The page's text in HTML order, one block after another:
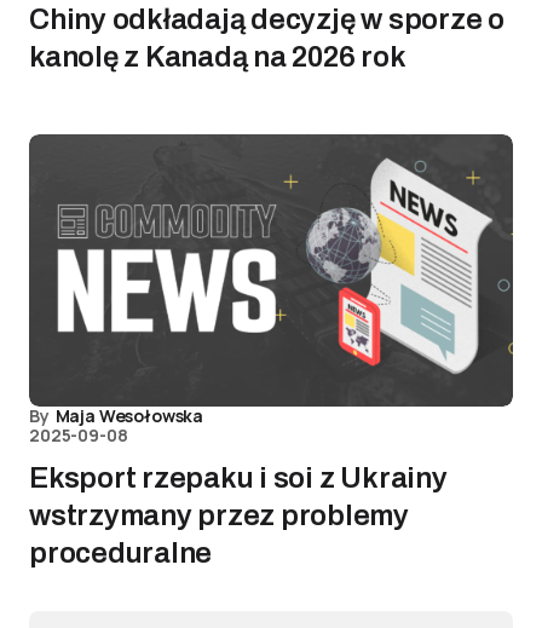
Chiny odkładają decyzję w sporze o
kanolę z Kanadą na 2026 rok
By Maja Wesołowska
2025-09-08
Eksport rzepaku i soi z Ukrainy
wstrzymany przez problemy
proceduralne